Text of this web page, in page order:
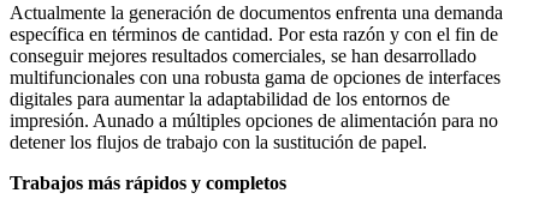
Actualmente la generación de documentos enfrenta una demanda
específica en términos de cantidad. Por esta razón y con el fin de
conseguir mejores resultados comerciales, se han desarrollado
multifuncionales con una robusta gama de opciones de interfaces
digitales para aumentar la adaptabilidad de los entornos de
impresión. Aunado a múltiples opciones de alimentación para no
detener los flujos de trabajo con la sustitución de papel.
Trabajos más rápidos y completos